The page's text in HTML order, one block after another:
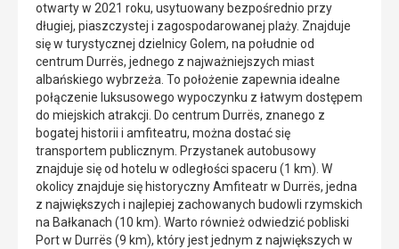
otwarty w 2021 roku, usytuowany bezpośrednio przy
długiej, piaszczystej i zagospodarowanej plaży. Znajduje
się w turystycznej dzielnicy Golem, na południe od
centrum Durrës, jednego z najważniejszych miast
albańskiego wybrzeża. To położenie zapewnia idealne
połączenie luksusowego wypoczynku z łatwym dostępem
do miejskich atrakcji. Do centrum Durrës, znanego z
bogatej historii i amfiteatru, można dostać się
transportem publicznym. Przystanek autobusowy
znajduje się od hotelu w odległości spaceru (1 km). W
okolicy znajduje się historyczny Amfiteatr w Durrës, jedna
z największych i najlepiej zachowanych budowli rzymskich
na Bałkanach (10 km). Warto również odwiedzić pobliski
Port w Durrës (9 km), który jest jednym z największych w